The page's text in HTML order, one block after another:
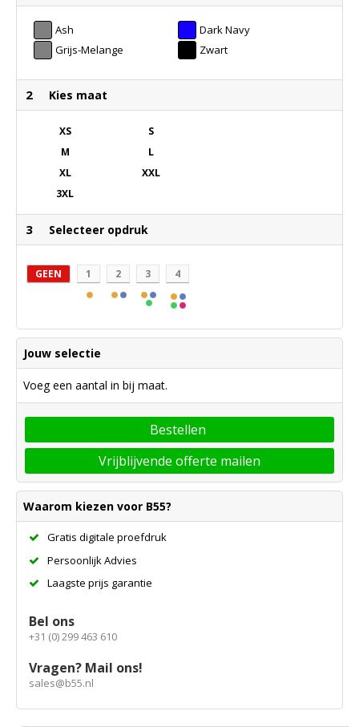
Ash
Dark Navy
Grijs-Melange
Zwart
2 Kies maat
XS
S
M
L
XL
XXL
3XL
3 Selecteer opdruk
GEEN 1 2 3 4
Jouw selectie
Voeg een aantal in bij maat.
Bestellen
Vrijblijvende offerte mailen
Waarom kiezen voor B55?
Gratis digitale proefdruk
Persoonlijk Advies
Laagste prijs garantie
Bel ons
+31 (0) 299 463 610
Vragen? Mail ons!
sales@b55.nl